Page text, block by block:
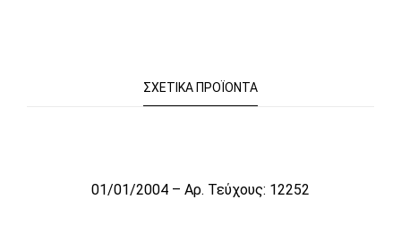
ΣΧΕΤΙΚΆ ΠΡΟΪΌΝΤΑ
Το αρχείο προσωρινά δεν είναι διαθέσιμο για πώληση
01/01/2004 – Αρ. Τεύχους: 12252